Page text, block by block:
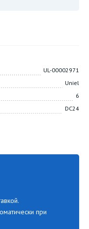
UL-00002971
Uniel
6
DC24
при